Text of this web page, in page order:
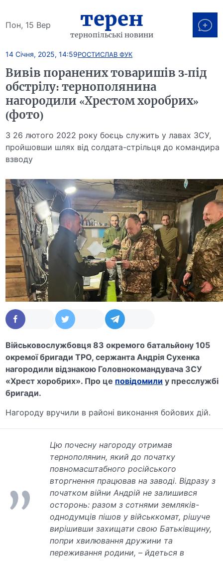
Пон, 15 Вер терен
тернопільські новини
14 Січня, 2025, 14:59РОСТИСЛАВ ФУК
Вивів поранених товаришів з-під
обстрілу: тернополянина
нагородили «Хрестом хоробрих»
(фото)
З 26 лютого 2022 року боєць служить у лавах ЗСУ,
пройшовши шлях від солдата-стрільця до командира
взводу
Військовослужбовця 83 окремого батальйону 105
окремої бригади ТРО, сержанта Андрія Сухенка
нагородили відзнакою Головнокомандувача ЗСУ
«Хрест хоробрих». Про це повідомили у пресслужбі
бригади.
Нагороду вручили в районі виконання бойових дій.
Цю почесну нагороду отримав
тернополянин, який до початку
повномасштабного російського
вторгнення працював на заводі. Відразу з
початком війни Андрій не залишився
осторонь: разом з сотнями земляків-
однодумців пішов у військкомат, рішуче
вирішивши захищати свою Батьківщину,
попри хвилювання дружини та
переживання родини, – йдеться в